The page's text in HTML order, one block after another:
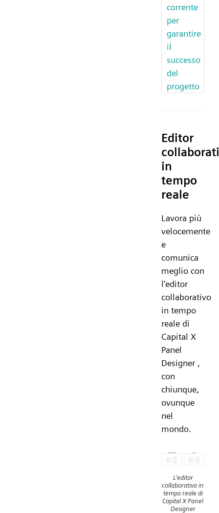
corrente
per
garantire
il
successo
del
progetto
Editor
in
tempo
reale
Lavora più
velocemente
e
comunica
meglio con
l'editor
collaborativo
in tempo
reale di
Capital X
Panel
Designer ,
con
chiunque,
ovunque
nel
mondo.
L'editor
collaborativo in
tempo reale di
Capital X Panel
Designer